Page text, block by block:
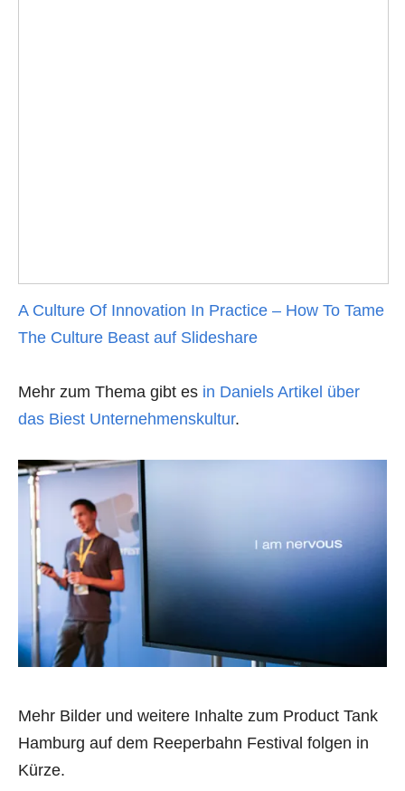
A Culture Of Innovation In Practice – How To Tame
The Culture Beast auf Slideshare
Mehr zum Thema gibt es in Daniels Artikel über
das Biest Unternehmenskultur.
Mehr Bilder und weitere Inhalte zum Product Tank
Hamburg auf dem Reeperbahn Festival folgen in
Kürze.